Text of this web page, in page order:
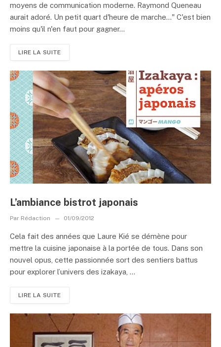
moyens de communication moderne. Raymond Queneau
aurait adoré. Un petit quart d'heure de marche…" C'est bien
moins qu'il n'en faut pour gagner...
LIRE LA SUITE
L’ambiance bistrot japonais
Par Rédaction 01/09/2012
Cela fait des années que Laure Kié se démène pour
mettre la cuisine japonaise à la portée de tous. Dans son
nouvel opus, cette passionnée sort des sentiers battus
pour explorer l’univers des izakaya, ...
LIRE LA SUITE